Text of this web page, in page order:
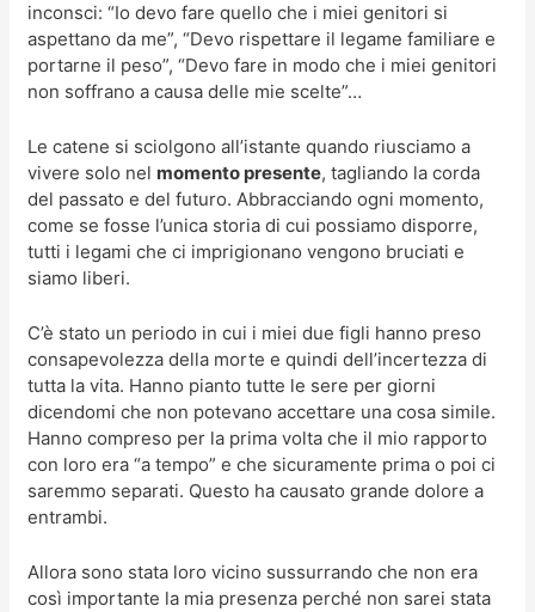
inconsci: “Io devo fare quello che i miei genitori si
aspettano da me”, “Devo rispettare il legame familiare e
portarne il peso”, “Devo fare in modo che i miei genitori
non soffrano a causa delle mie scelte”…
Le catene si sciolgono all’istante quando riusciamo a
vivere solo nel momento presente, tagliando la corda
del passato e del futuro. Abbracciando ogni momento,
come se fosse l’unica storia di cui possiamo disporre,
tutti i legami che ci imprigionano vengono bruciati e
siamo liberi.
C’è stato un periodo in cui i miei due figli hanno preso
consapevolezza della morte e quindi dell’incertezza di
tutta la vita. Hanno pianto tutte le sere per giorni
dicendomi che non potevano accettare una cosa simile.
Hanno compreso per la prima volta che il mio rapporto
con loro era “a tempo” e che sicuramente prima o poi ci
saremmo separati. Questo ha causato grande dolore a
entrambi.
Allora sono stata loro vicino sussurrando che non era
così importante la mia presenza perché non sarei stata